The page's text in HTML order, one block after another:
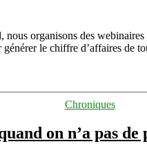
organisons des
le chiffre d’affaires de
Catégories
Chroniques
on n’a pas